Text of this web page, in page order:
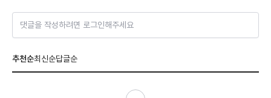
댓글을 작성하려면 로그인해주세요
추천순최신순답글순